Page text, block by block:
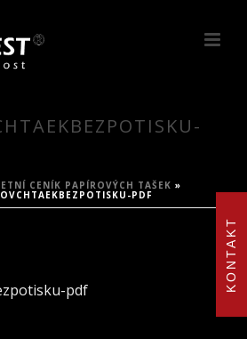
KONTAKT
CENÍK PAPÍROVÝCH TAŠEK »
PDF
pdf